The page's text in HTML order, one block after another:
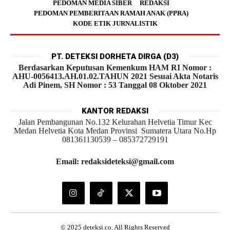
PEDOMAN MEDIA SIBER
REDAKSI
PEDOMAN PEMBERITAAN RAMAH ANAK (PPRA)
KODE ETIK JURNALISTIK
PT. DETEKSI DORHETA DIRGA (D3)
Berdasarkan Keputusan Kemenkum HAM RI Nomor :
AHU-0056413.AH.01.02.TAHUN 2021 Sesuai Akta Notaris
Adi Pinem, SH Nomor : 53 Tanggal 08 Oktober 2021
KANTOR REDAKSI
Jalan Pembangunan No.132 Kelurahan Helvetia Timur Kec
Medan Helvetia Kota Medan Provinsi Sumatera Utara No.Hp
081361130539 – 085372729191
Email: redaksideteksi@gmail.com
© 2025 deteksi.co. All Rights Reserved